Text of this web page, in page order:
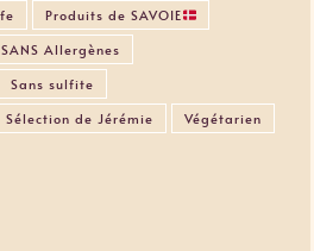
Produits de SAVOIE
SANS Allergènes
Sans sulfite
Sélection de Jérémie Végétarien